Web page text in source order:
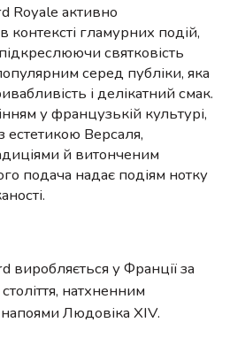
Royale активно
контексті гламурних подій,
святковість
серед публіки, яка
і делікатний смак.
у французькій культурі,
естетикою Версаля,
й витонченим
подача надає подіям нотку
виробляється у Франції за
натхненним
Людовіка XIV.